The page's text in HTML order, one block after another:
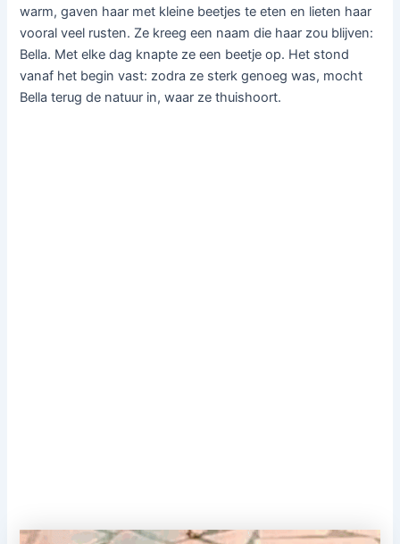
warm, gaven haar met kleine beetjes te eten en lieten haar
vooral veel rusten. Ze kreeg een naam die haar zou blijven:
Bella. Met elke dag knapte ze een beetje op. Het stond
vanaf het begin vast: zodra ze sterk genoeg was, mocht
Bella terug de natuur in, waar ze thuishoort.